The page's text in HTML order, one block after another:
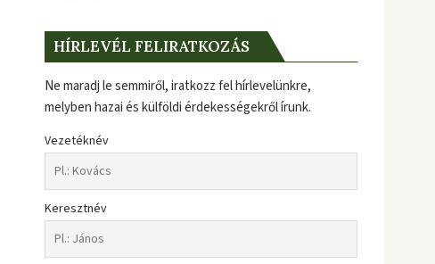
HÍRLEVÉL FELIRATKOZÁS
Ne maradj le semmiről, iratkozz fel hírlevelünkre,
melyben hazai és külföldi érdekességekről írunk.
Vezetéknév
Keresztnév